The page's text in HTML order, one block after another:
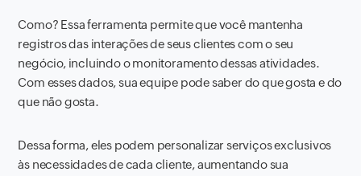
Como? Essa ferramenta permite que você mantenha
registros das interações de seus clientes com o seu
negócio, incluindo o monitoramento dessas atividades.
Com esses dados, sua equipe pode saber do que gosta e do
que não gosta.
Dessa forma, eles podem personalizar serviços exclusivos
às necessidades de cada cliente, aumentando sua